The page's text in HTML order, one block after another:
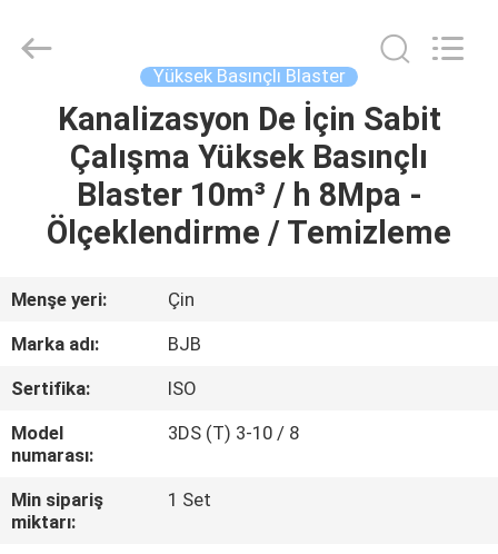
ÜRÜN:%
HAKKIMIZDA
TURU
KONTROL
Rights
Yüksek Basınçlı Blaster
Kanalizasyon De İçin Sabit
Çalışma Yüksek Basınçlı
Blaster 10m³ / h 8Mpa -
Ölçeklendirme / Temizleme
Menşe yeri:
Çin
Marka adı:
BJB
Sertifika:
ISO
Model
numarası:
3DS (T) 3-10 / 8
Min sipariş
miktarı:
1 Set